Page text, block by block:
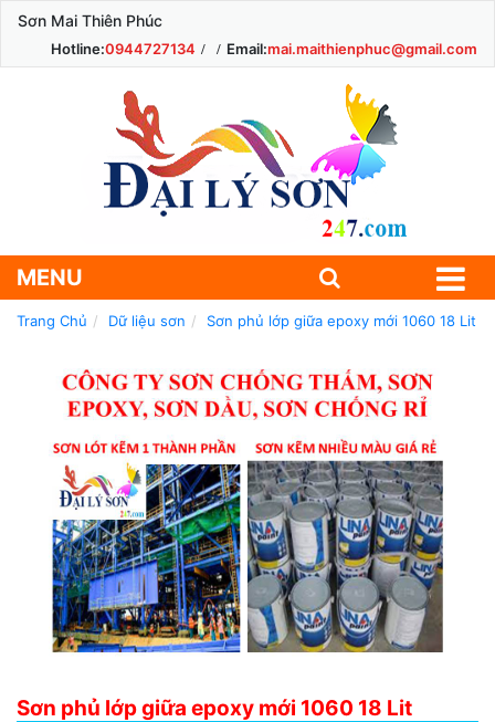
Sơn Mai Thiên Phúc
Hotline:0944727134 Email:mai.maithienphuc@gmail.com
MENU
Trang Chủ Dữ liệu sơn Sơn phủ lớp giữa epoxy mới 1060 18 Lit
Sơn phủ lớp giữa epoxy mới 1060 18 Lit